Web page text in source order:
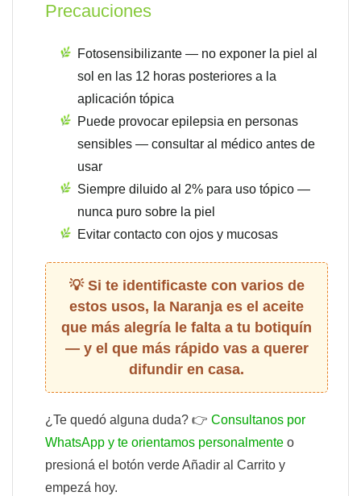
Precauciones
Fotosensibilizante — no exponer la piel al
sol en las 12 horas posteriores a la
aplicación tópica
Puede provocar epilepsia en personas
sensibles — consultar al médico antes de
usar
Siempre diluido al 2% para uso tópico —
nunca puro sobre la piel
Evitar contacto con ojos y mucosas
Si te identificaste con varios de
estos usos, la Naranja es el aceite
que más alegría le falta a tu botiquín
— y el que más rápido vas a querer
difundir en casa.
¿Te quedó alguna duda? 👉 Consultanos por
WhatsApp y te orientamos personalmente o
presioná el botón verde Añadir al Carrito y
empezá hoy.